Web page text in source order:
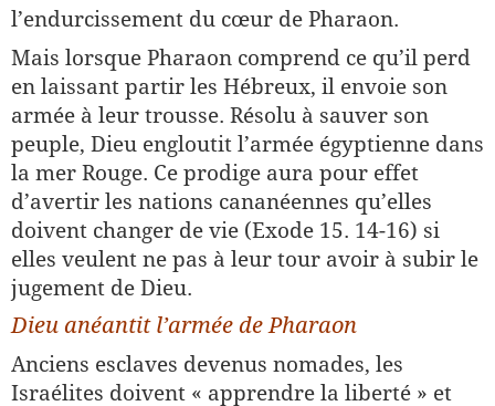
l’endurcissement du cœur de Pharaon.
Mais lorsque Pharaon comprend ce qu’il perd
en laissant partir les Hébreux, il envoie son
armée à leur trousse. Résolu à sauver son
peuple, Dieu engloutit l’armée égyptienne dans
la mer Rouge. Ce prodige aura pour effet
d’avertir les nations cananéennes qu’elles
doivent changer de vie (Exode 15. 14-16) si
elles veulent ne pas à leur tour avoir à subir le
jugement de Dieu.
Dieu anéantit l’armée de Pharaon
Anciens esclaves devenus nomades, les
Israélites doivent « apprendre la liberté » et